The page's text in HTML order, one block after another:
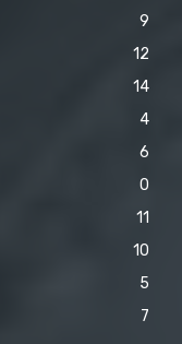
9
12
14
4
6
0
11
10
5
7